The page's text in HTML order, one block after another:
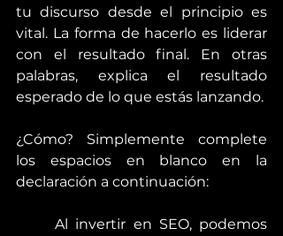
tu discurso desde el principio es
vital. La forma de hacerlo es liderar
con el resultado final. En otras
palabras, explica el resultado
esperado de lo que estás lanzando.
¿Cómo? Simplemente complete
los espacios en blanco en la
declaración a continuación:
	Al invertir en SEO, podemos